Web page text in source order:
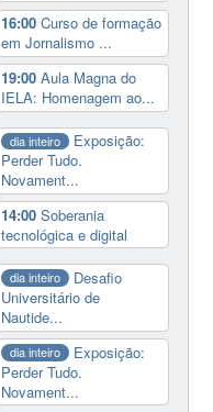
16:00Curso de formação
em Jornalismo ...
19:00Aula Magna do
IELA: Homenagem ao...
dia inteiro
Exposição:
Perder Tudo.
Novament...
14:00Soberania
tecnológica e digital
dia inteiro
Desafio
Universitário de
Nautide...
dia inteiro
Exposição:
Perder Tudo.
Novament...